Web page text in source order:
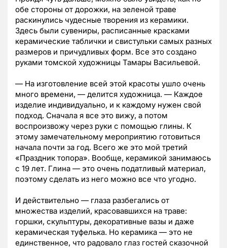
обе стороны от дорожки, на зеленой траве
раскинулись чудесные творения из керамики.
Здесь были сувениры, расписанные красками
керамические таблички и свистульки самых разных
размеров и причудливых форм. Все это создано
руками томской художницы Тамары Васильевой.
— На изготовление всей этой красоты ушло очень
много времени, — делится художница. — Каждое
изделие индивидуально, и к каждому нужен свой
подход. Сначала я все это вижу, а потом
воспроизвожу через руки с помощью глины. К
этому замечательному мероприятию готовиться
начала почти за год. Всего же это мой третий
«Праздник топора». Вообще, керамикой занимаюсь
с 19 лет. Глина — это очень податливый материал,
поэтому сделать из него можно все что угодно.
И действительно — глаза разбегались от
множества изделий, красовавшихся на траве:
горшки, скульптуры, декоративные вазы и даже
керамическая туфелька. Но керамика — это не
единственное, что радовало глаз гостей сказочной